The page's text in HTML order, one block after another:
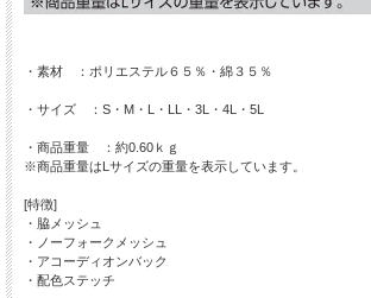
・素材 ：ポリエステル６５％・綿３５％
・サイズ ：S・M・L・LL・3L・4L・5L
・商品重量 ：約0.60ｋｇ
※商品重量はLサイズの重量を表示しています。
[特徴]
・脇メッシュ
・ノーフォークメッシュ
・アコーディオンバック
・配色ステッチ